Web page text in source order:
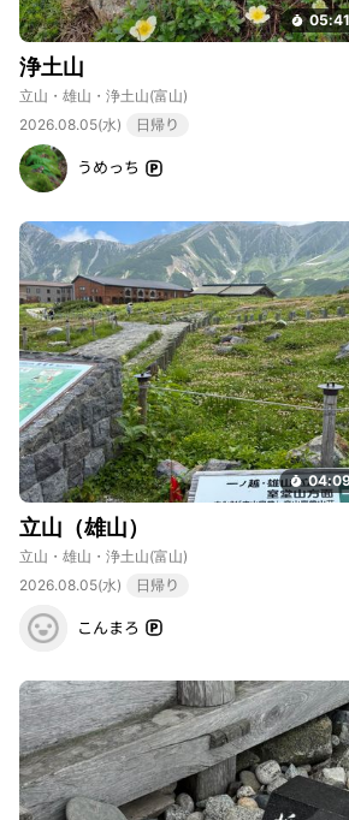
05:41
浄土山
立山・雄山・浄土山(富山)
2026.08.05(水)
日帰り
うめっち
立山（雄山）
立山・雄山・浄土山(富山)
2026.08.05(水)
日帰り
こんまろ